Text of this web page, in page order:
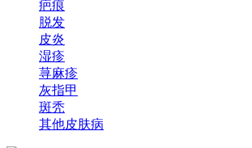
疤痕
脱发
皮炎
湿疹
荨麻疹
灰指甲
斑秃
其他皮肤病